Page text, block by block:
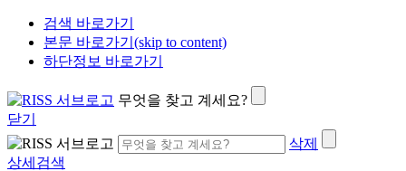
검색 바로가기
본문 바로가기(skip to content)
하단정보 바로가기
무엇을 찾고 계세요?
닫기
삭제
상세검색